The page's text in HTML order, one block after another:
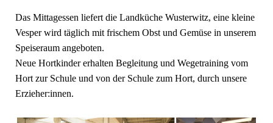
Das Mittagessen liefert die Landküche Wusterwitz, eine kleine
Vesper wird täglich mit frischem Obst und Gemüse in unserem
Speiseraum angeboten.
Neue Hortkinder erhalten Begleitung und Wegetraining vom
Hort zur Schule und von der Schule zum Hort, durch unsere
Erzieher:innen.